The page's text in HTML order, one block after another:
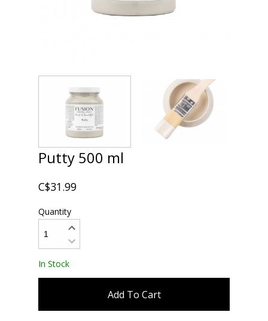
Putty 500 ml
C$31.99
Quantity
In Stock
Add To Cart